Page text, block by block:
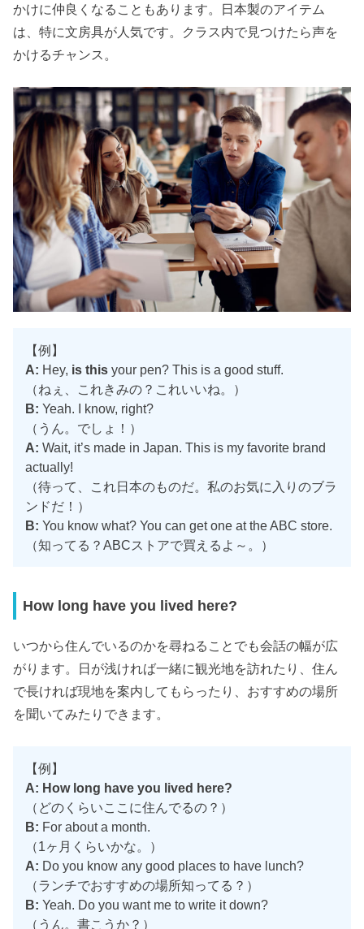
かけに仲良くなることもあります。日本製のアイテム
は、特に文房具が人気です。クラス内で見つけたら声を
かけるチャンス。
【例】
A: Hey, is this your pen? This is a good stuff.
（ねぇ、これきみの？これいいね。）
B:Yeah. I know, right?
（うん。でしょ！）
A:Wait, it’s made in Japan. This is my favorite brand
actually!
（待って、これ日本のものだ。私のお気に入りのブラ
ンドだ！）
B:You know what? You can get one at the ABC store.
（知ってる？ABCストアで買えるよ～。）
How long have you lived here?
いつから住んでいるのかを尋ねることでも会話の幅が広
がります。日が浅ければ一緒に観光地を訪れたり、住ん
で長ければ現地を案内してもらったり、おすすめの場所
を聞いてみたりできます。
【例】
A: How long have you lived here?
（どのくらいここに住んでるの？）
B: For about a month.
（1ヶ月くらいかな。）
A: Do you know any good places to have lunch?
（ランチでおすすめの場所知ってる？）
B: Yeah. Do you want me to write it down?
（うん。書こうか？）